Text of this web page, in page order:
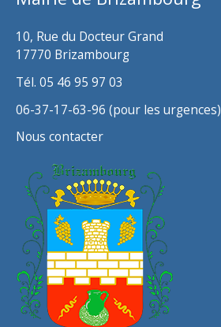
10, Rue du Docteur Grand
17770 Brizambourg
Tél. 05 46 95 97 03
06-37-17-63-96 (pour les urgences)
Nous contacter